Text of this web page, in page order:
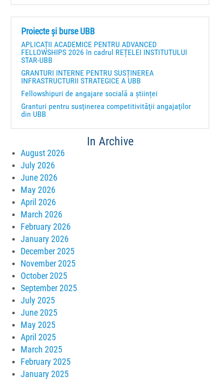
Proiecte și burse UBB
APLICAȚII ACADEMICE PENTRU ADVANCED
FELLOWSHIPS 2026 în cadrul REȚELEI INSTITUTULUI
STAR-UBB
GRANTURI INTERNE PENTRU SUSȚINEREA
INFRASTRUCTURII STRATEGICE A UBB
Fellowshipuri de angajare socială a științei
Granturi pentru susţinerea competitivităţii angajaţilor
din UBB
In Archive
August 2026
July 2026
June 2026
May 2026
April 2026
March 2026
February 2026
January 2026
December 2025
November 2025
October 2025
September 2025
July 2025
June 2025
May 2025
April 2025
March 2025
February 2025
January 2025